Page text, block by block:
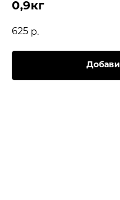
0,9кг
625 р.